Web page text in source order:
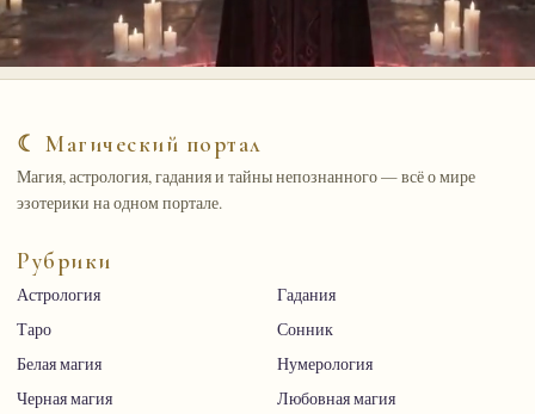
☾ Магический портал
Магия, астрология, гадания и тайны непознанного — всё о мире
эзотерики на одном портале.
Рубрики
Астрология
Гадания
Таро
Сонник
Белая магия
Нумерология
Черная магия
Любовная магия